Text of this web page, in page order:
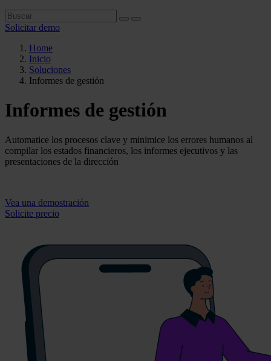
Solicitar demo
Home
Inicio
Soluciones
Informes de gestión
Informes de gestión
Automatice los procesos clave y minimice los errores humanos al
compilar los estados financieros, los informes ejecutivos y las
presentaciones de la dirección
Vea una demostración
Solicite precio